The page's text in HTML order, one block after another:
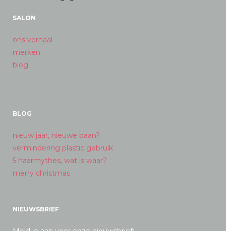
SALON
ons verhaal
merken
blog
BLOG
nieuw jaar, nieuwe baan?
vermindering plastic gebruik
5 haarmythes, wat is waar?
merry christmas
NIEUWSBRIEF